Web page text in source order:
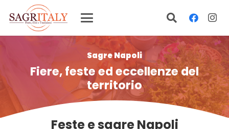
Sagre Napoli
Fiere, feste ed eccellenze del
territorio
Feste e sagre Napoli